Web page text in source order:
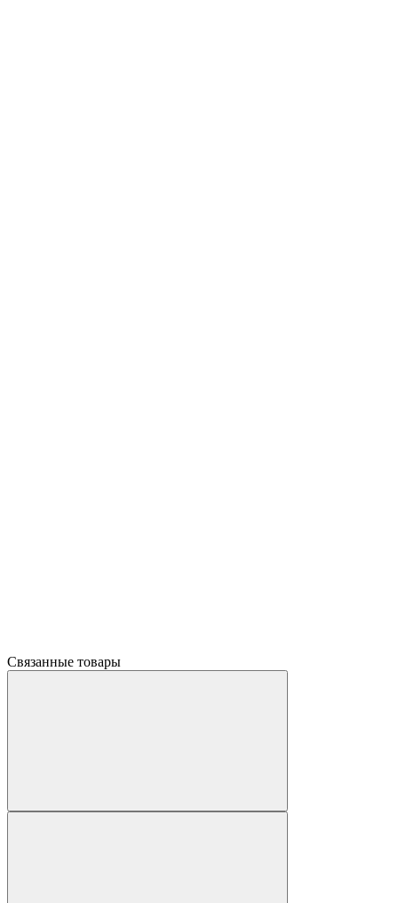
Связанные товары